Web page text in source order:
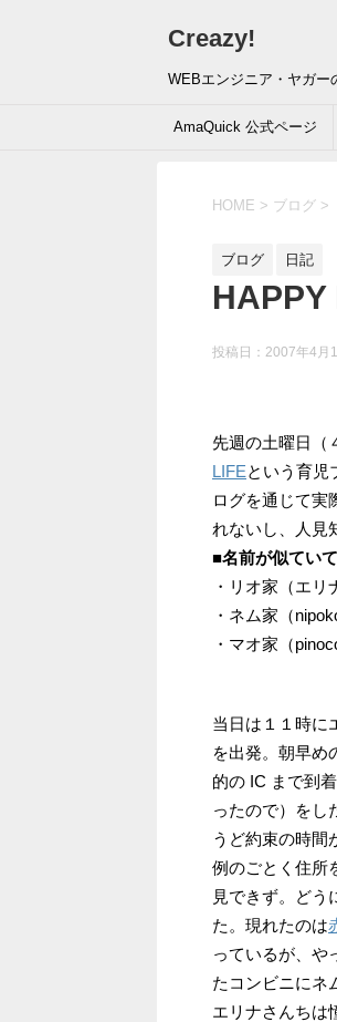
Creazy!
WEBエンジニア・ヤガー
AmaQuick 公式ページ
HOME > ブログ >
ブログ 日記
投稿日： 2007年4月
先週の土曜日（
LIFEという育児
ログを通じて実
れないし、人見
■名前が似てい
・リオ家（エリ
・ネム家（
・マオ家（
当日は１１時に
を出発。朝早め
的の IC まで到
ったので）をし
うど約束の時間
例のごとく住所
見できず。どう
た。現れたのは
っているが、や
たコンビニにネ
エリナさんちは